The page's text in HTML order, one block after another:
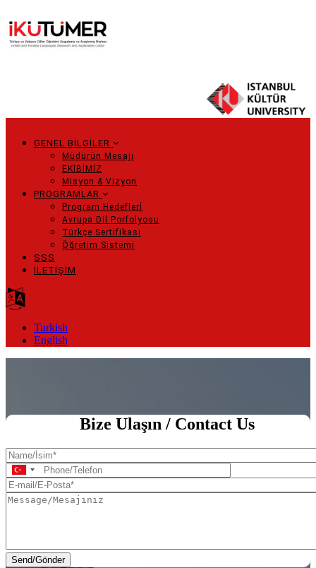
içeriğe
atla
navigation
GENEL BİLGİLER
Müdürün Mesajı
EKİBİMİZ
Misyon & Vizyon
PROGRAMLAR
Program Hedeflerİ
Avrupa Dil Porfolyosu
Türkçe Sertifikası
Öğretim Sistemi
SSS
İLETİŞİM
Turkish
English
Bize Ulaşın / Contact Us
Name/
İsim
Phone/Telefon
E-
mail/E-
Message/Mesajınız